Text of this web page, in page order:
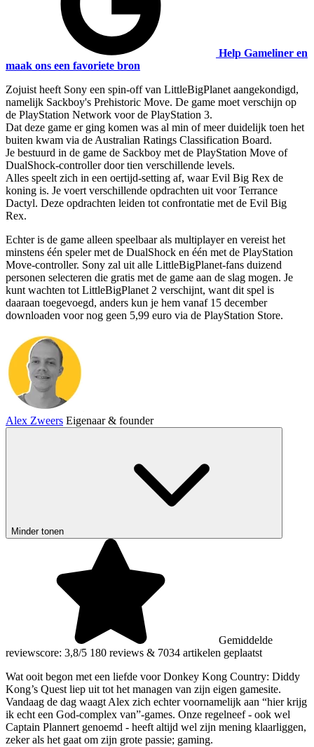
Help Gameliner en
maak ons een favoriete bron
Zojuist heeft Sony een spin-off van LittleBigPlanet aangekondigd,
namelijk Sackboy's Prehistoric Move. De game moet verschijn op
de PlayStation Network voor de PlayStation 3.
Dat deze game er ging komen was al min of meer duidelijk toen het
buiten kwam via de Australian Ratings Classification Board.
Je bestuurd in de game de Sackboy met de PlayStation Move of
DualShock-controller door tien verschillende levels.
Alles speelt zich in een oertijd-setting af, waar Evil Big Rex de
koning is. Je voert verschillende opdrachten uit voor Terrance
Dactyl. Deze opdrachten leiden tot confrontatie met de Evil Big
Rex.
Echter is de game alleen speelbaar als multiplayer en vereist het
minstens één speler met de DualShock en één met de PlayStation
Move-controller. Sony zal uit alle LittleBigPlanet-fans duizend
personen selecteren die gratis met de game aan de slag mogen. Je
kunt wachten tot LittleBigPlanet 2 verschijnt, want dit spel is
daaraan toegevoegd, anders kun je hem vanaf 15 december
downloaden voor nog geen 5,99 euro via de PlayStation Store.
Alex Zweers Eigenaar & founder
Minder tonen
Gemiddelde
reviewscore: 3,8/5 180 reviews & 7034 artikelen geplaatst
Wat ooit begon met een liefde voor Donkey Kong Country: Diddy
Kong’s Quest liep uit tot het managen van zijn eigen gamesite.
Vandaag de dag waagt Alex zich echter voornamelijk aan “hier krijg
ik echt een God-complex van”-games. Onze regelneef - ook wel
Captain Plannert genoemd - heeft altijd wel zijn mening klaarliggen,
zeker als het gaat om zijn grote passie; gaming.